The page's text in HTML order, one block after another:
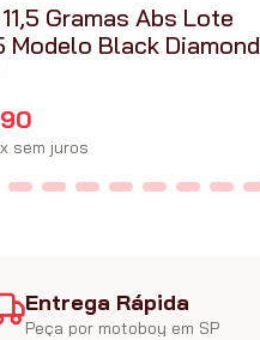
Gramas Abs Lote
Modelo Black Diamond
90
x sem juros
Entrega Rápida
Peça por motoboy em SP